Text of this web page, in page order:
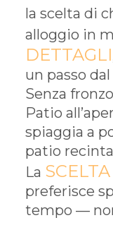
la scelta di
alloggio in
DETTAGLI
un passo
Senza
Patio
spiaggia a
patio
La
preferisce
tempo —